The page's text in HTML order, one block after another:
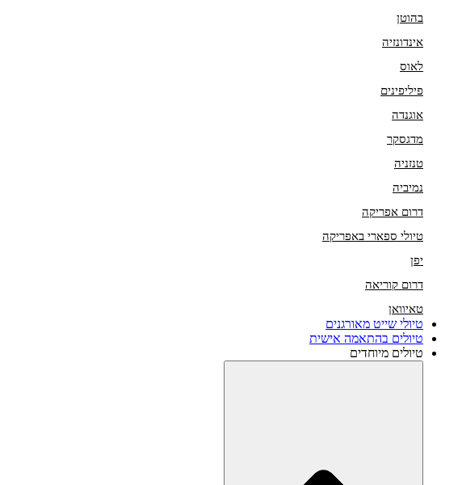
בהוטן
אינדונזיה
לאוס
פיליפינים
אוגנדה
מדגסקר
טנזניה
נמיביה
דרום אפריקה
טיולי ספארי באפריקה
יפן
דרום קוריאה
טאיוואן
טיולי שייט מאורגנים
טיולים בהתאמה אישית
טיולים מיוחדים